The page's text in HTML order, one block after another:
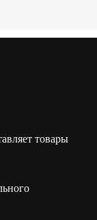
товары